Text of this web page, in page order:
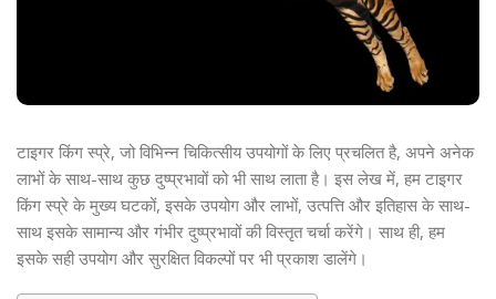
टाइगर किंग स्प्रे, जो विभिन्न चिकित्सीय उपयोगों के लिए प्रचलित है, अपने अनेक
लाभों के साथ-साथ कुछ दुष्प्रभावों को भी साथ लाता है। इस लेख में, हम टाइगर
किंग स्प्रे के मुख्य घटकों, इसके उपयोग और लाभों, उत्पत्ति और इतिहास के साथ-
साथ इसके सामान्य और गंभीर दुष्प्रभावों की विस्तृत चर्चा करेंगे। साथ ही, हम
इसके सही उपयोग और सुरक्षित विकल्पों पर भी प्रकाश डालेंगे।